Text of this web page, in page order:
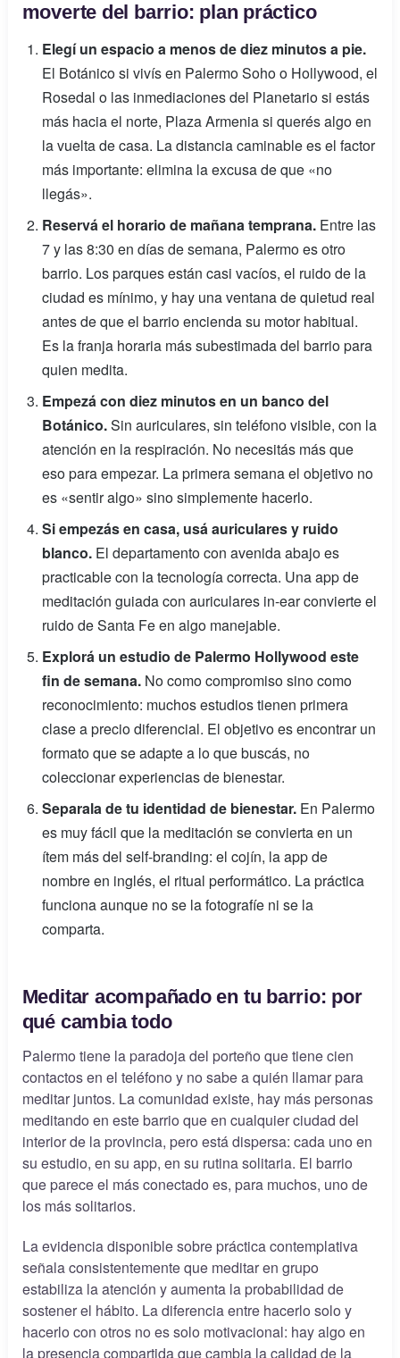
moverte del barrio: plan práctico
Elegí un espacio a menos de diez minutos a pie.
El Botánico si vivís en Palermo Soho o Hollywood, el
Rosedal o las inmediaciones del Planetario si estás
más hacia el norte, Plaza Armenia si querés algo en
la vuelta de casa. La distancia caminable es el factor
más importante: elimina la excusa de que «no
llegás».
Reservá el horario de mañana temprana. Entre las
7 y las 8:30 en días de semana, Palermo es otro
barrio. Los parques están casi vacíos, el ruido de la
ciudad es mínimo, y hay una ventana de quietud real
antes de que el barrio encienda su motor habitual.
Es la franja horaria más subestimada del barrio para
quien medita.
Empezá con diez minutos en un banco del
Botánico.Sin auriculares, sin teléfono visible, con la
atención en la respiración. No necesitás más que
eso para empezar. La primera semana el objetivo no
es «sentir algo» sino simplemente hacerlo.
Si empezás en casa, usá auriculares y ruido
blanco. El departamento con avenida abajo es
practicable con la tecnología correcta. Una app de
meditación guiada con auriculares in-ear convierte el
ruido de Santa Fe en algo manejable.
Explorá un estudio de Palermo Hollywood este
fin de semana. No como compromiso sino como
reconocimiento: muchos estudios tienen primera
clase a precio diferencial. El objetivo es encontrar un
formato que se adapte a lo que buscás, no
coleccionar experiencias de bienestar.
Separala de tu identidad de bienestar. En Palermo
es muy fácil que la meditación se convierta en un
ítem más del self-branding: el cojín, la app de
nombre en inglés, el ritual performático. La práctica
funciona aunque no se la fotografíe ni se la
comparta.
Meditar acompañado en tu barrio: por
qué cambia todo
Palermo tiene la paradoja del porteño que tiene cien
contactos en el teléfono y no sabe a quién llamar para
meditar juntos. La comunidad existe, hay más personas
meditando en este barrio que en cualquier ciudad del
interior de la provincia, pero está dispersa: cada uno en
su estudio, en su app, en su rutina solitaria. El barrio
que parece el más conectado es, para muchos, uno de
los más solitarios.
La evidencia disponible sobre práctica contemplativa
señala consistentemente que meditar en grupo
estabiliza la atención y aumenta la probabilidad de
sostener el hábito. La diferencia entre hacerlo solo y
hacerlo con otros no es solo motivacional: hay algo en
la presencia compartida que cambia la calidad de la